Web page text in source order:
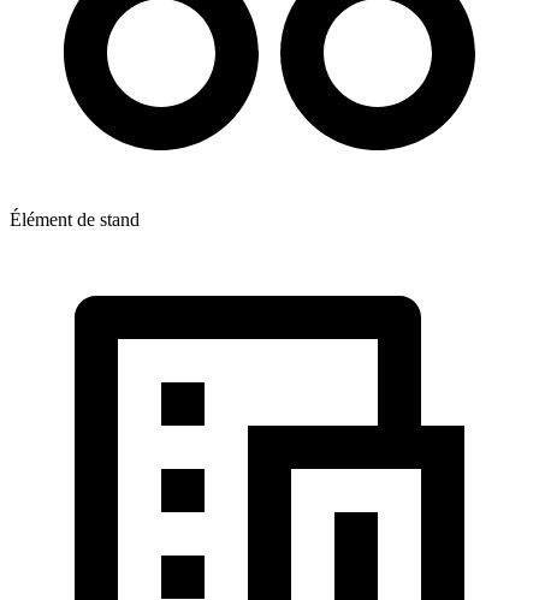
Élément de stand